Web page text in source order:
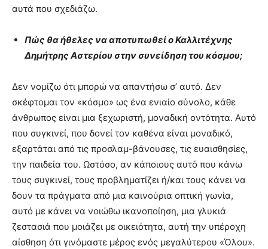
αυτά που σχεδιάζω.
Πώς θα ήθελες να αποτυπωθεί ο Καλλιτέχνης
Δημήτρης Αστερίου στην συνείδηση του κόσμου;
Δεν νομίζω ότι μπορώ να απαντήσω σ’ αυτό. Δεν
σκέφτομαι τον «κόσμο» ως ένα ενιαίο σύνολο, κάθε
άνθρωπος είναι μια ξεχωριστή, μοναδική οντότητα. Αυτό
που συγκινεί, που δονεί τον καθένα είναι μοναδικό,
εξαρτάται από τις προσλαμ-βάνουσες, τις ευαισθησίες,
την παιδεία του. Ωστόσο, αν κάποιους αυτό που κάνω
τους συγκινεί, τους προβληματίζει ή/και τους κάνει να
δουν τα πράγματα από μια καινούρια οπτική γωνία,
αυτό με κάνει να νοιώθω ικανοποίηση, μια γλυκιά
ζεστασιά που μοιάζει με οικειότητα, αυτή την υπέροχη
αίσθηση ότι γινόμαστε μέρος ενός μεγαλύτερου «Όλου».